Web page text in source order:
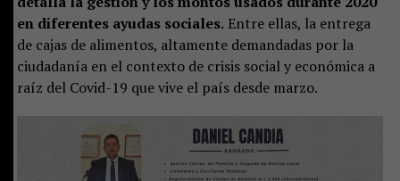
en diferentes ayudas sociales.Entre ellas, la entrega
de cajas de alimentos, altamente demandadas por la
ciudadanía en el contexto de crisis social y económica a
raíz del Covid-19 que vive el país desde marzo.